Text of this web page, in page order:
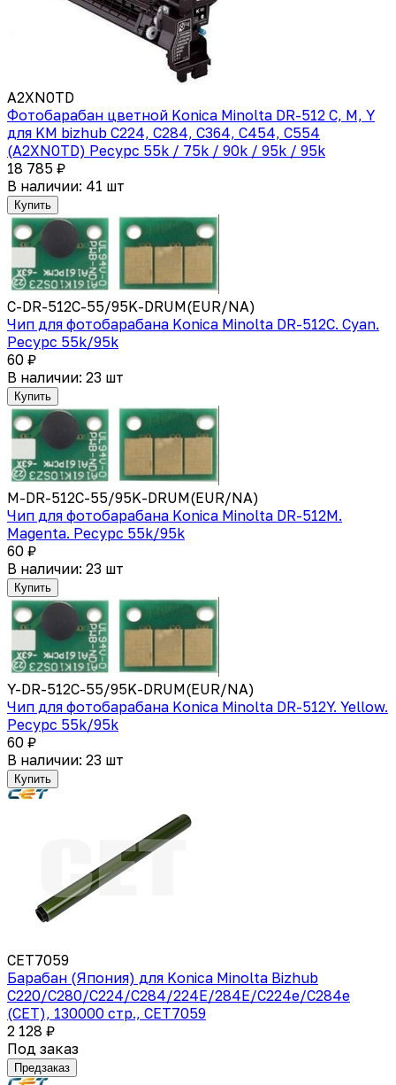
A2XN0TD
Фотобарабан цветной Konica Minolta DR-512 C, M, Y
для KM bizhub C224, C284, C364, C454, C554
(A2XN0TD) Ресурс 55k / 75k / 90k / 95k / 95k
18 785 ₽
В наличии: 41 шт
Купить
C-DR-512C-55/95K-DRUM(EUR/NA)
Чип для фотобарабана Konica Minolta DR-512C. Cyan.
Ресурс 55k/95k
60 ₽
В наличии: 23 шт
Купить
M-DR-512C-55/95K-DRUM(EUR/NA)
Чип для фотобарабана Konica Minolta DR-512M.
Magenta. Ресурс 55k/95k
60 ₽
В наличии: 23 шт
Купить
Y-DR-512C-55/95K-DRUM(EUR/NA)
Чип для фотобарабана Konica Minolta DR-512Y. Yellow.
Ресурс 55k/95k
60 ₽
В наличии: 23 шт
Купить
CET7059
Барабан (Япония) для Konica Minolta Bizhub
C220/C280/C224/C284/224E/284E/C224e/C284e
(CET), 130000 стр., CET7059
2 128 ₽
Под заказ
Предзаказ